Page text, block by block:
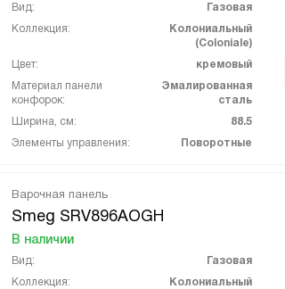
Вид:
Газовая
Коллекция:
Колониальный
(Coloniale)
Цвет:
кремовый
Материал панели
конфорок:
Эмалированная
сталь
Ширина, см:
88.5
Элементы управления:
Поворотные
Варочная панель
Smeg SRV896AOGH
В наличии
Вид:
Газовая
Коллекция:
Колониальный